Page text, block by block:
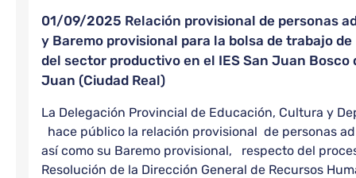
01/09/2025 Relación provisional de personas
y Baremo provisional para la bolsa de trabajo
del sector productivo en el IES San Juan Bosco
Juan (Ciudad Real)
La Delegación Provincial de Educación, Cultura y
hace público la relación provisional de personas
así como su Baremo provisional, respecto del
Resolución de la Dirección General de Recursos